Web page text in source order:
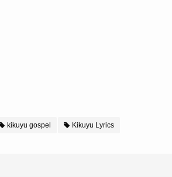
kikuyu gospel Kikuyu Lyrics